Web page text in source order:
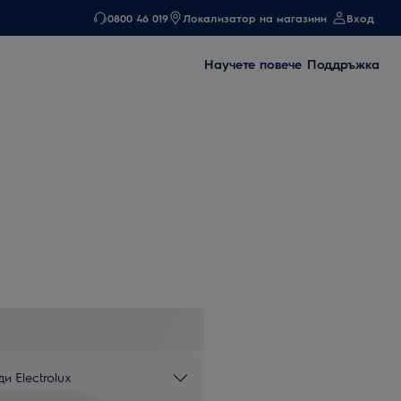
0800 46 019 Локализатор на магазини Вход
Научете повече Поддръжка
Electrolux